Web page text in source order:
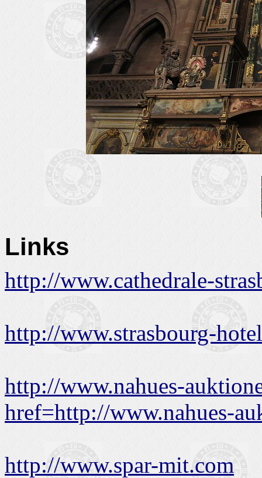
Links
http://www.cathedrale-
http://www.strasbourg-
http://www.nahues-
href=http://www.nahues-
http://www.spar-mit.com